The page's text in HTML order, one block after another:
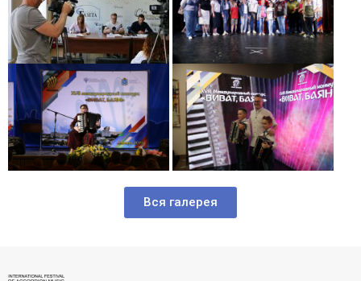
Вся галерея